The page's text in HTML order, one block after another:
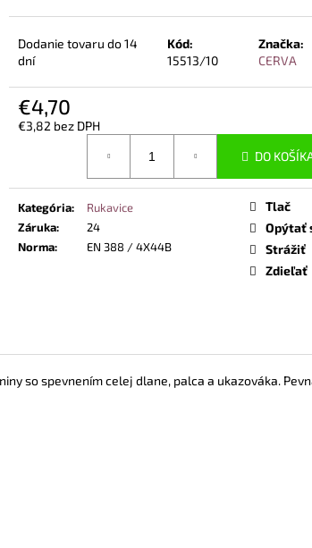
Dodanie tovaru do 14
dní
Kód:
15513/10
Značka:
CERVA
€4,70
€3,82 bez DPH
DO
Kategória:
Rukavice
Záruka:
24
Norma: EN 388 / 4X44B
Tlač
Opýtať
Strážiť
Zdieľať
so spevnením celej dlane, palca a ukazováka.
TREND ČIERNA